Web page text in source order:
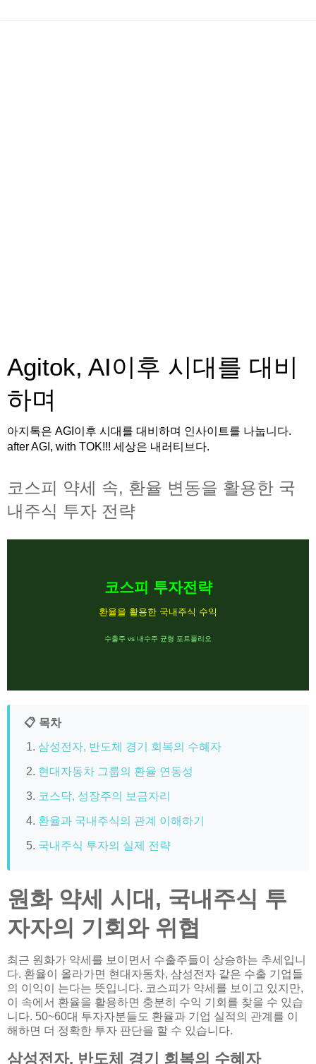
Agitok, AI이후 시대를 대비
하며
아지톡은 AGI이후 시대를 대비하며 인사이트를 나눕니다.
after AGI, with TOK!!! 세상은 내러티브다.
코스피 약세 속, 환율 변동을 활용한 국
내주식 투자 전략
코스피 투자전략
환율을 활용한 국내주식 수익
수출주 vs 내수주 균형 포트폴리오
📋 목차
삼성전자, 반도체 경기 회복의 수혜자
현대자동차 그룹의 환율 연동성
코스닥, 성장주의 보금자리
환율과 국내주식의 관계 이해하기
국내주식 투자의 실제 전략
원화 약세 시대, 국내주식 투
자자의 기회와 위협
최근 원화가 약세를 보이면서 수출주들이 상승하는 추세입니
다. 환율이 올라가면 현대자동차, 삼성전자 같은 수출 기업들
의 이익이 는다는 뜻입니다. 코스피가 약세를 보이고 있지만,
이 속에서 환율을 활용하면 충분히 수익 기회를 찾을 수 있습
니다. 50~60대 투자자분들도 환율과 기업 실적의 관계를 이
해하면 더 정확한 투자 판단을 할 수 있습니다.
삼성전자, 반도체 경기 회복의 수혜자